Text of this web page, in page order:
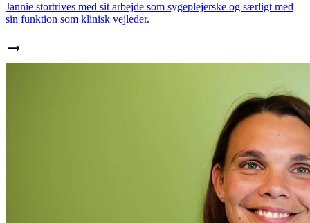
Jannie stortrives med sit arbejde som sygeplejerske og særligt med
sin funktion som klinisk vejleder.